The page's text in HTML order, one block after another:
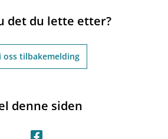
det du lette etter?
oss tilbakemelding
denne siden